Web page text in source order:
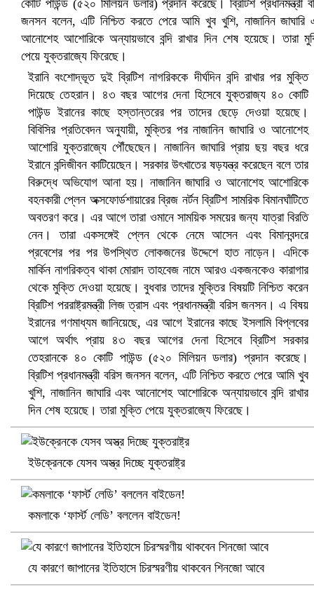
সৌদিতে ব্যাপক ধরপাকড়, এক সপ্তাহেই ২১ হাজারের বেশি গ্রেপ্তার
বৈষম্যবিরোধী ছাত্র আন্দোলনের সাধারণ সম্পাদকের পদত্যাগ
ভিউ বাড়াতে রাম দা হাতে ফেসবুকে ভিডিও পোস্ট শিক্ষকের
ইরানি বংশোদ্ভূত দুই ব্রিটিশ নাগরিককে দীর্ঘদিন বন্দি রাখার পর মুক্তি
দিয়েছে তেহরান। ৪৩ বছর আগের দেনা হিসেবে যুক্তরাজ্য ৪০ কোটি
পাউন্ড ইরানের কাছে হস্তান্তরের পর তাদের ছেড়ে দেওয়া হয়েছে।
বিবিসির প্রতিবেদন অনুযায়ী, মুক্তির পর নাজানিন জাঘারি ও আনোশেহ
আশোরি যুক্তরাজ্যে পৌঁছেছেন। নাজানিন জাঘারি প্রায় ছয় বছর ধরে
ইরানে বন্দিজীবন কাটিয়েছেন। সরকার উৎখাতের ষড়যন্ত্র করেছেন বলে তার
বিরুদ্ধে অভিযোগ আনা হয়। নাজানিন জাঘারি ও আনোশেহ আশোরিকে
বহনকারী প্লেন অক্সফোর্ডশায়ারের ব্রিজ নর্টন ব্রিটিশ সামরিক বিমানঘাঁটিতে
অবতরণ করে। এর আগে তারা ওমানে সাময়িক সময়ের জন্য যাত্রা বিরতি
নেন। তারা একসঙ্গেই প্লেন থেকে নেমে আসেন এবং বিমানবন্দরে
প্রবেশের পর পর উপস্থিত লোকজনের উদ্দেশে হাত নাড়েন। এদিকে
মার্কিন নাগরিকত্ব থাকা মোরাদ তাহবেজ নামে আরও একজনকেও কারাগার
থেকে মুক্তি দেওয়া হয়েছে। বুধবার তাদের মুক্তির বিষয়টি নিশ্চিত করেন
ব্রিটিশ পররাষ্ট্রমন্ত্রী লিজ ত্রাস এবং প্রধানমন্ত্রী বরিস জনসন। এ বিষয়
ইরানের গণমাধ্যম জানিয়েছে, এর আগে ইরানের কাছে ইসলামি বিপ্লবের
আগে অর্থাৎ প্রায় ৪৩ বছর আগের দেনা হিসেবে ব্রিটিশ সরকার
তেহরানকে ৪০ কোটি পাউন্ড (৫২০ মিলিয়ন ডলার) প্রদান করেছে।
ব্রিটিশ প্রধানমন্ত্রী বরিস জনসন বলেন, এটি নিশ্চিত করতে পেরে আমি খুব
খুশি, নাজানিন জাঘারি এবং আনোশেহ আশোরিকে অন্যায়ভাবে বন্দি রাখার
দিন শেষ হয়েছে। তারা মুক্তি পেয়ে যুক্তরাজ্যে ফিরেছে।
ইউক্রেনকে যেসব অস্ত্র দিচ্ছে যুক্তরাষ্ট্র
কমলাকে ‘ফার্স্ট লেডি’ বললেন বাইডেন!
যে কারণে জাপানের ইতিহাসে চিরস্মরণীয় থাকবেন শিনজো আবে